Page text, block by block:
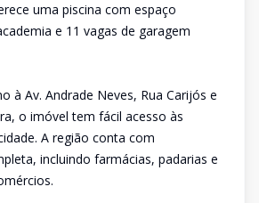
uma piscina com espaço
e 11 vagas de garagem
à Av. Andrade Neves, Rua Carijós e
o imóvel tem fácil acesso às
A região conta com
incluindo farmácias, padarias e